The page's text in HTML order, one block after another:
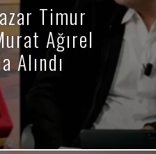
Timur
Ağırel
Alındı